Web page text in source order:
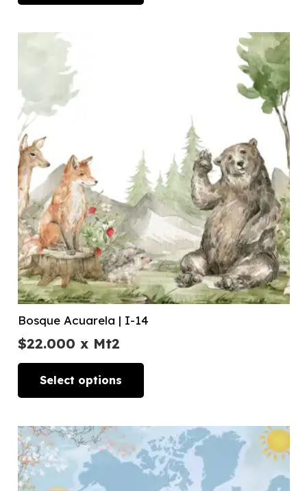
Bosque Acuarela | I-14
$22.000 x Mt2
Select options